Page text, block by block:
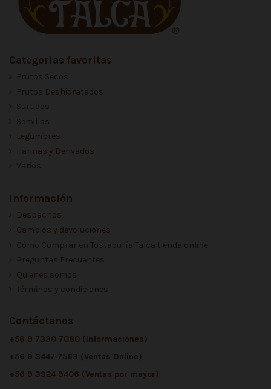
Categorias favoritas
Frutos Secos
Frutos Deshidratados
Surtidos
Semillas
Legumbres
Harinas y Derivados
Varios
Información
Despachos
Cambios y devoluciones
Cómo Comprar en Tostaduría Talca tienda online
Preguntas Frecuentes
Quienes somos
Términos y condiciones
Contáctanos
+56 9 7330 7080 (Informaciones)
+56 9 3447 7563 (Ventas Online)
+56 9 3924 9406 (Ventas por mayor)